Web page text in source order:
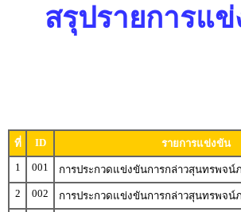
สรุปรายการแ
ที่ ID
รายการแข่งขัน
1
001 การประกวดแข่งขันการกล่าวสุนทรพจน์
2
002 การประกวดแข่งขันการกล่าวสุนทรพจน์